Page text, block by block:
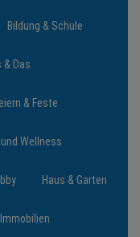
Bildung & Schule
& Das
& Feste
Wellness
Haus & Garten
Immobilien